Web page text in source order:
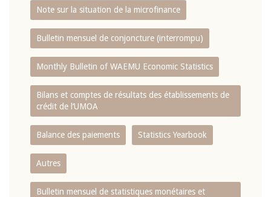
Note sur la situation de la microfinance
Bulletin mensuel de conjoncture (interrompu)
Monthly Bulletin of WAEMU Economic Statistics
Bilans et comptes de résultats des établissements de
crédit de l‘UMOA
Balance des paiements Statistics Yearbook
Autres
Bulletin mensuel de statistiques monétaires et